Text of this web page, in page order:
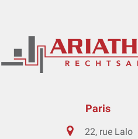
Paris
22, rue Lalo